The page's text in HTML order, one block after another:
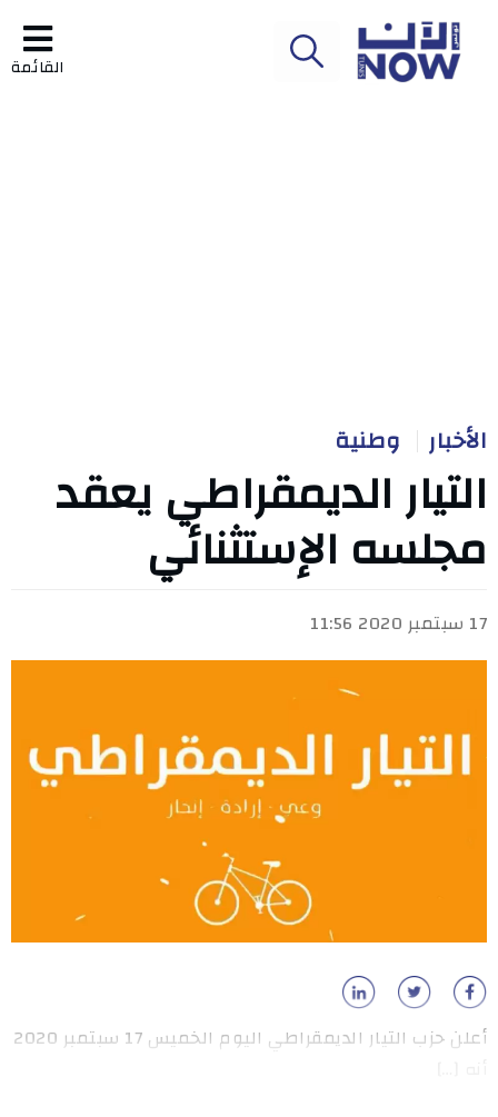
القائمة
الأخبار وطنية
التيار الديمقراطي يعقد
مجلسه الإستثنائي
17 سبتمبر 2020 11:56
أعلن حزب التيار الديمقراطي اليوم الخميس 17 سبتمبر 2020